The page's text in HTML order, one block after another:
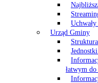
Urząd Gminy
łatwym